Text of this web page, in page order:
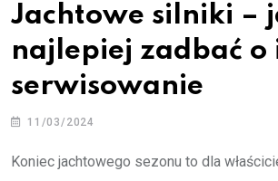
Jachtowe silniki –
najlepiej zadbać o
serwisowanie
11/03/2024
Koniec jachtowego sezonu to dla